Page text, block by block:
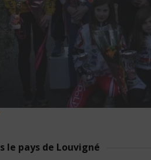
le pays de Louvigné